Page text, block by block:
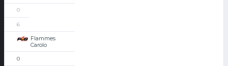
0
6
Flammes
Carolo
0